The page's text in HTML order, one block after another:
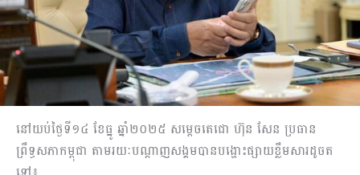
នៅយប់ថ្ងៃទី១៤ ខែធ្នូ ឆ្នាំ២០២៥ សម្ដេចតេជោ ហ៊ុន សែន ប្រធាន
ព្រឹទ្ធសភាកម្ពុជា តាមរយៈបណ្ដាញសង្គមបានបង្ហោះផ្សាយខ្លឹមសារដូចត